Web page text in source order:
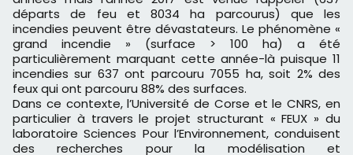
départs de feu et 8034 ha parcourus) que les
incendies peuvent être dévastateurs. Le phénomène «
grand incendie » (surface > 100 ha) a été
particulièrement marquant cette année-là puisque 11
incendies sur 637 ont parcouru 7055 ha, soit 2% des
feux qui ont parcouru 88% des surfaces.
Dans ce contexte, l’Université de Corse et le CNRS, en
particulier à travers le projet structurant « FEUX » du
laboratoire Sciences Pour l’Environnement, conduisent
des recherches pour la modélisation et